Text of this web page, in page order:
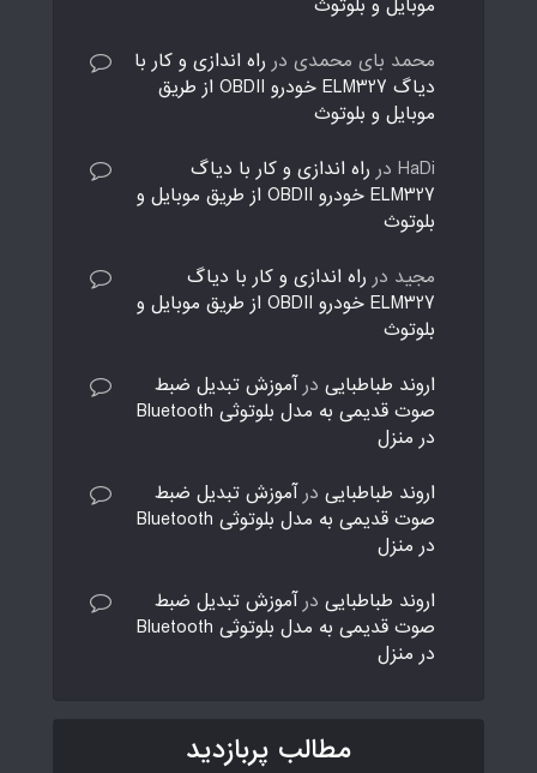
محمد بای محمدی در راه اندازی و کار با
دیاگ ELM327 خودرو OBDII از طریق
موبایل و بلوتوث
HaDi در راه اندازی و کار با دیاگ
ELM327 خودرو OBDII از طریق موبایل و
بلوتوث
مجید در راه اندازی و کار با دیاگ
ELM327 خودرو OBDII از طریق موبایل و
بلوتوث
اروند طباطبایی درآموزش تبدیل ضبط
صوت قدیمی به مدل بلوتوثی Bluetooth
در منزل
اروند طباطبایی درآموزش تبدیل ضبط
صوت قدیمی به مدل بلوتوثی Bluetooth
در منزل
اروند طباطبایی درآموزش تبدیل ضبط
صوت قدیمی به مدل بلوتوثی Bluetooth
در منزل
مطالب پربازدید